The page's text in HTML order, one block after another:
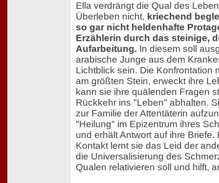
Ella verdrängt die Qual des
Überleben nicht, kriechend
so gar nicht heldenhafte
Erzählerin durch das steinige,
Aufarbeitung. In diesem soll
arabische Junge aus dem
Lichtblick sein. Die Konfrontation
am größten Stein, erweckt ihre
kann sie ihre quälenden Fragen
Rückkehr ins "Leben" abhalten.
zur Familie der Attentäterin
"Heilung" im Epizentrum ihres
und erhält Antwort auf ihre
Kontakt lernt sie das Leid der
die Universalisierung des
Qualen relativieren soll und hilft,